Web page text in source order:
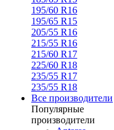
195/60 R16
195/65 R15
205/55 R16
215/55 R16
215/60 R17
225/60 R18
235/55 R17
235/55 R18
Все производители
Популярные
производители